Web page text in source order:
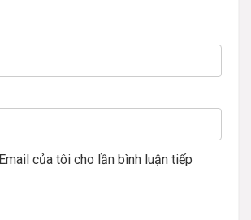
của tôi cho lần bình luận tiếp